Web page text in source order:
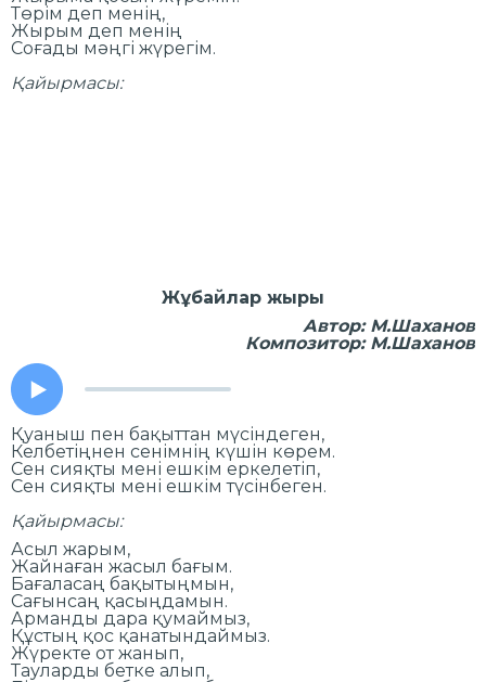
Төрім деп менің,
Жырым деп менің
Соғады мәңгі жүрегім.
Қайырмасы:
Жұбайлар жыры
Автор: М.Шаханов
Композитор: М.Шаханов
Қуаныш пен бақыттан мүсіндеген,
Келбетіңнен сенімнің күшін көрем.
Сен сияқты мені ешкім еркелетіп,
Сен сияқты мені ешкім түсінбеген.
Қайырмасы:
Асыл жарым,
Жайнаған жасыл бағым.
Бағаласаң бақытыңмын,
Сағынсаң қасыңдамын.
Арманды дара қумаймыз,
Құстың қос қанатындаймыз.
Жүректе от жанып,
Тауларды бетке алып,